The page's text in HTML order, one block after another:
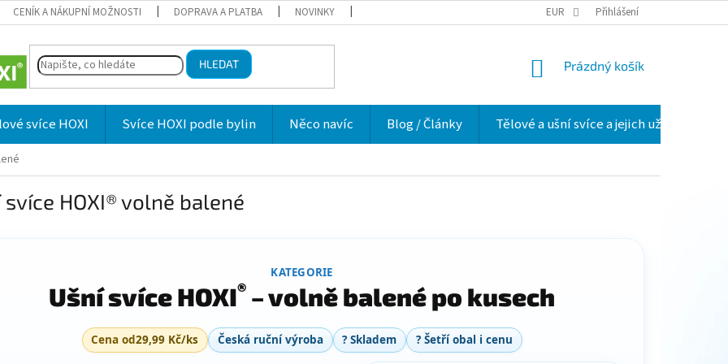
CENÍK A NÁKUPNÍ MOŽNOSTI DOPRAVA A PLATBA NOVINKY HODNOCENÍ OBCHODU O NÁS
EUR Přihlášení
HLEDAT
NÁKUPNÍ
Prázdný košík
svíce HOXI Svíce HOXI podle bylin Něco navíc Blog / Články Tělové a ušní svíce a jejich užití v praxi
svíce HOXI® volně balené
KATEGORIE
Ušní svíce HOXI® – volně balené po kusech
Cena od29,99 Kč/ks Česká ruční výroba ? Skladem ? Šetří obal i cenu